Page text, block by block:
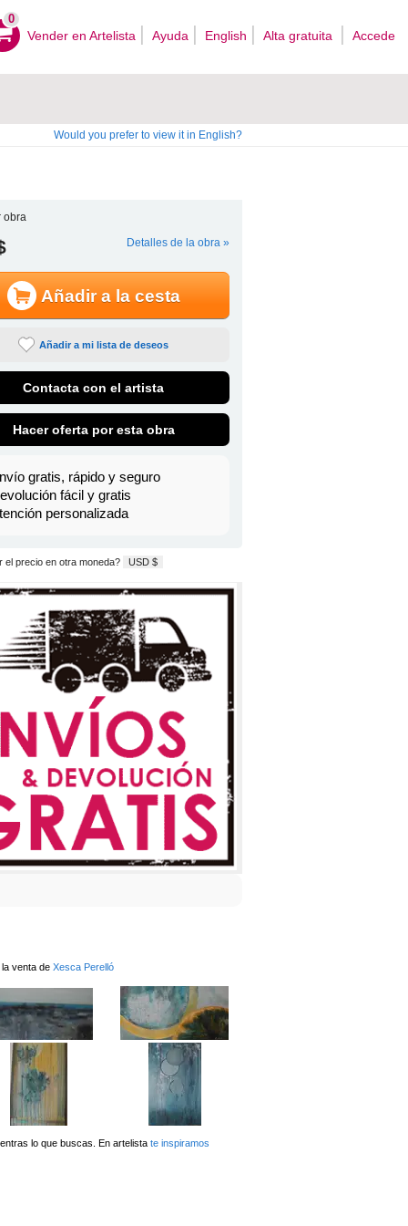
0
Vender en Artelista Ayuda English Alta gratuita Accede
Would you prefer to view it in English?
obra
Detalles de la obra »
Añadir a la cesta
Añadir a mi lista de deseos
Contacta con el artista
Hacer oferta por esta obra
gratis, rápido y seguro
fácil y gratis
personalizada
el precio en otra moneda? USD $
venta de Xesca Perelló
lo que buscas. En artelista te inspiramos